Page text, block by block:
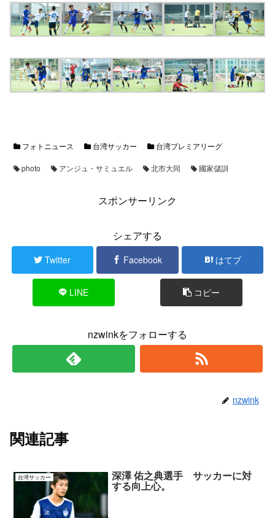
フォトニュース 台湾サッカー 台湾プレミアリーグ
photo アンジュ・サミュエル 北市大同 國家儲訓
スポンサーリンク
シェアする
Twitter Facebook はてブ
LINE コピー
nzwinkをフォローする
nzwink
関連記事
台湾サッカー 深澤 佑之典選手 サッカーに対
する向上心。